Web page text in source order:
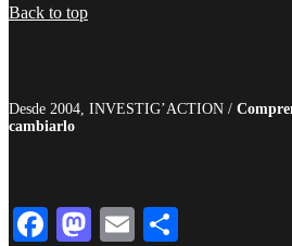
Back to top
Desde 2004, INVESTIG’ACTION /
cambiarlo
Facebook
Mastodon
Email